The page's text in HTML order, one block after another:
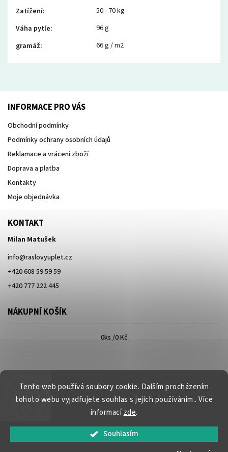
Tento web používá soubory cookie. Dalším procházením
tohoto webu vyjadřujete souhlas s jejich používáním.. Více
informacízde.
Souhlasím
Zatížení:
50 - 70 kg
Váha pytle:
96 g
gramáž: 66 g / m2
INFORMACE PRO VÁS
Obchodní podmínky
Podmínky ochrany osobních údajů
Reklamace a vrácení zboží
Doprava a platba
Kontakty
Moje objednávka
KONTAKT
Milan Matušek
info@raslovyuplet.cz
+420 608 59 59 59
+420 777 222 445
NÁKUPNÍ KOŠÍK
0ks /0 Kč